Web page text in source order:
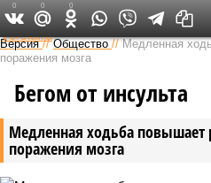
Федеральный
Версия //Общество //Медленная
поражения мозга
Медленная ходьба повышает
поражения мозга
Бегом от инсульта
0 0 0